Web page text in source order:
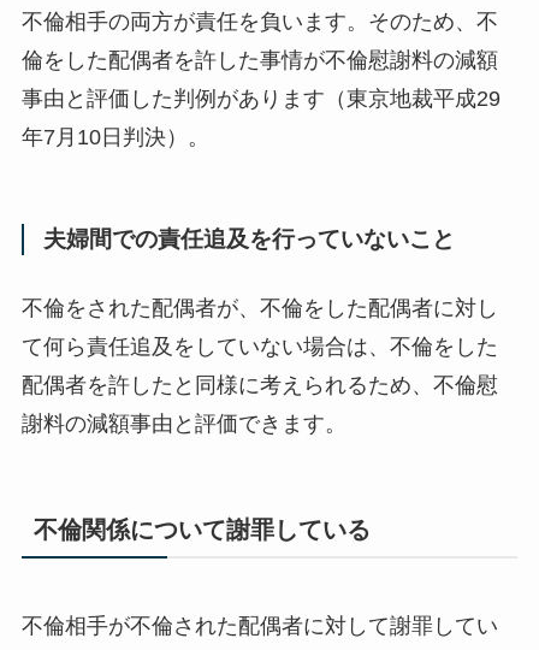
不倫相手の両方が責任を負います。そのため、不
倫をした配偶者を許した事情が不倫慰謝料の減額
事由と評価した判例があります（東京地裁平成29
年7月10日判決）。
夫婦間での責任追及を行っていないこと
不倫をされた配偶者が、不倫をした配偶者に対し
て何ら責任追及をしていない場合は、不倫をした
配偶者を許したと同様に考えられるため、不倫慰
謝料の減額事由と評価できます。
不倫関係について謝罪している
不倫相手が不倫された配偶者に対して謝罪してい